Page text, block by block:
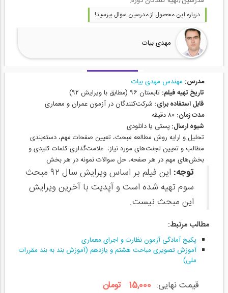
درباره این محصول از مدرسین سوال بپرسید!
مهدی بیات
مدرس: مهندس مهدی بیات
تاریخ تهیه فیلم: تابستان ۹۶ (مطابق با ویرایش ۹۲)
قابل استفاده برای: شرکت‌کنندگان در آزمون عمران و معماری
مدت زمان:
شیوه ارسال: پستی یا دانلودی
تحلیل و ارایه روش مطالعه مبحث، تعیین صفحات مهم، دسته‌بندی
مطالب و تعیین لجنت‌های مورد نیاز، علامت‌گذاری کلمات کلیدی و
بخش‌های مهم در هر صفحه، حل سوالات نمونه در هر بخش
توجه:
این فیلم بر اساس ویرایش سال ۹۲ مبحث
سوم تهیه شده است و آپدیت با آخرین ویرایش
این مبحث نیست.
مطالب مرتبط:
پکیج آمادگی آزمون نظارت و اجرای معماری
آموزش تصویری مباحث هشتم و یازدهم (آموزش بند به بند مقررات
ملی)
قیمت نهایی: 15,000 تومان